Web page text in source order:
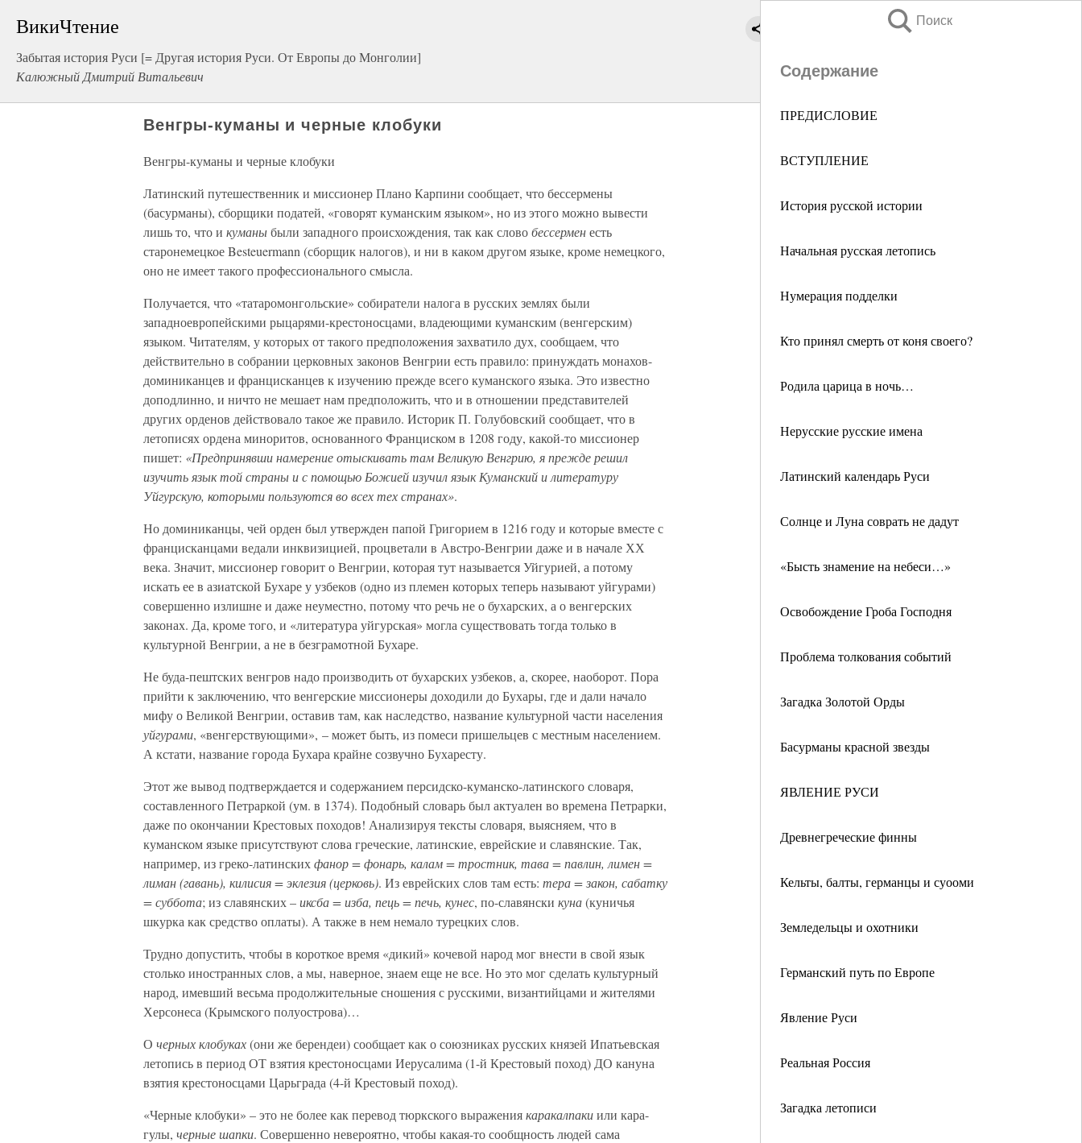
ВикиЧтение
Забытая история Руси [= Другая история Руси. От Европы до Монголии]
Калюжный Дмитрий Витальевич
Поиск
Содержание
ПРЕДИСЛОВИЕ
ВСТУПЛЕНИЕ
История русской истории
Начальная русская летопись
Нумерация подделки
Кто принял смерть от коня своего?
Родила царица в ночь…
Нерусские русские имена
Латинский календарь Руси
Солнце и Луна соврать не дадут
«Бысть знамение на небеси…»
Освобождение Гроба Господня
Проблема толкования событий
Загадка Золотой Орды
Басурманы красной звезды
ЯВЛЕНИЕ РУСИ
Древнегреческие финны
Кельты, балты, германцы и суооми
Земледельцы и охотники
Германский путь по Европе
Явление Руси
Реальная Россия
Загадка летописи
Венгры-куманы и черные клобуки
Венгры-куманы и черные клобуки
Латинский путешественник и миссионер Плано Карпини сообщает, что бессермены
(басурманы), сборщики податей, «говорят куманским языком», но из этого можно вывести
лишь то, что и куманыбыли западного происхождения, так как словобессерменесть
старонемецкое Besteuermann (сборщик налогов), и ни в каком другом языке, кроме немецкого,
оно не имеет такого профессионального смысла.
Получается, что «татаромонгольские» собиратели налога в русских землях были
западноевропейскими рыцарями-крестоносцами, владеющими куманским (венгерским)
языком. Читателям, у которых от такого предположения захватило дух, сообщаем, что
действительно в собрании церковных законов Венгрии есть правило: принуждать монахов-
доминиканцев и францисканцев к изучению прежде всего куманского языка. Это известно
доподлинно, и ничто не мешает нам предположить, что и в отношении представителей
других орденов действовало такое же правило. Историк П. Голубовский сообщает, что в
летописях ордена миноритов, основанного Франциском в 1208 году, какой-то миссионер
пишет: «Предпринявши намерение отыскивать там Великую Венгрию, я прежде решил
изучить язык той страны и с помощью Божией изучил язык Куманский и литературу
Уйгурскую, которыми пользуются во всех тех странах».
Но доминиканцы, чей орден был утвержден папой Григорием в 1216 году и которые вместе с
францисканцами ведали инквизицией, процветали в Австро-Венгрии даже и в начале ХХ
века. Значит, миссионер говорит о Венгрии, которая тут называется Уйгурией, а потому
искать ее в азиатской Бухаре у узбеков (одно из племен которых теперь называют уйгурами)
совершенно излишне и даже неуместно, потому что речь не о бухарских, а о венгерских
законах. Да, кроме того, и «литература уйгурская» могла существовать тогда только в
культурной Венгрии, а не в безграмотной Бухаре.
Не буда-пештских венгров надо производить от бухарских узбеков, а, скорее, наоборот. Пора
прийти к заключению, что венгерские миссионеры доходили до Бухары, где и дали начало
мифу о Великой Венгрии, оставив там, как наследство, название культурной части населения
уйгурами, «венгерствующими», – может быть, из помеси пришельцев с местным населением.
А кстати, название города Бухара крайне созвучно Бухаресту.
Этот же вывод подтверждается и содержанием персидско-куманско-латинского словаря,
составленного Петраркой (ум. в 1374). Подобный словарь был актуален во времена Петрарки,
даже по окончании Крестовых походов! Анализируя тексты словаря, выясняем, что в
куманском языке присутствуют слова греческие, латинские, еврейские и славянские. Так,
например, из греко-латинскихфанор = фонарь, калам = тростник, тава = павлин, лимен =
лиман (гавань), килисия = эклезия (церковь). Из еврейских слов там есть: тера = закон, сабатку
= суббота; из славянских –иксба = изба, пець = печь, кунес, по-славянски куна(куничья
шкурка как средство оплаты). А также в нем немало турецких слов.
Трудно допустить, чтобы в короткое время «дикий» кочевой народ мог внести в свой язык
столько иностранных слов, а мы, наверное, знаем еще не все. Но это мог сделать культурный
народ, имевший весьма продолжительные сношения с русскими, византийцами и жителями
Херсонеса (Крымского полуострова)…
О черных клобуках(они же берендеи) сообщает как о союзниках русских князей Ипатьевская
летопись в период ОТ взятия крестоносцами Иерусалима (1-й Крестовый поход) ДО кануна
взятия крестоносцами Царьграда (4-й Крестовый поход).
«Черные клобуки» – это не более как перевод тюркского выражениякаракалпакиили кара-
гулы, черные шапки. Совершенно невероятно, чтобы какая-то сообщность людей сама